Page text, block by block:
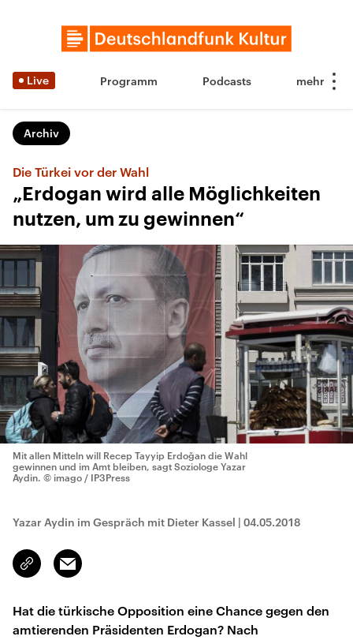
Live Programm Podcasts
Archiv
Die Türkei vor der Wahl
„Erdogan wird alle Möglichkeiten
nutzen, um zu gewinnen“
Mit allen Mitteln will Recep Tayyip Erdoğan die Wahl
gewinnen und im Amt bleiben, sagt Soziologe Yazar
Aydin. © imago / IP3Press
Yazar Aydin im Gespräch mit Dieter Kassel | 04.05.2018
Link
kopieren/teilen
Email
Hat die türkische Opposition eine Chance gegen den
amtierenden Präsidenten Erdogan? Nach